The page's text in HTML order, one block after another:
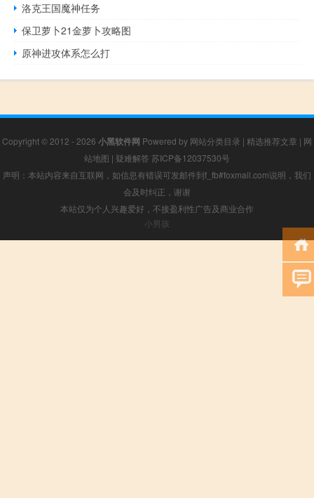
洛克王国魔神任务
保卫萝卜21金萝卜攻略图
原神进攻体系怎么打
Copyright © 2012 - 2026 小黑软件网 Powered by 网站分类目录 | 精选推荐文章 | 网
站地图 | 疑难解答 苏ICP备12037530号
声明：本站内容来自互联网，如信息有错误可发邮件到f_fb#foxmail.com说明，我们
会及时纠正，谢谢
本站仅为个人兴趣爱好，不接盈利性广告及商业合作
小男孩